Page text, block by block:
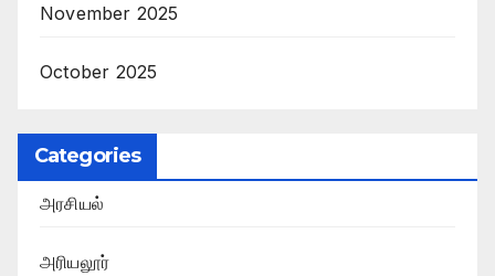
November 2025
October 2025
Categories
அரசியல்
அரியலூர்